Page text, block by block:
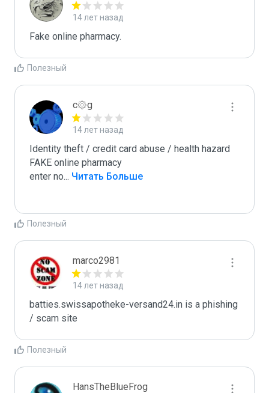
14 лет назад
Fake online pharmacy.
Полезный
c۞g
14 лет назад
Identity theft / credit card abuse / health hazard
FAKE online pharmacy
enter no... Читать Больше
Полезный
marco2981
14 лет назад
batties.swissapotheke-versand24.in is a phishing
/ scam site
Полезный
HansTheBlueFrog